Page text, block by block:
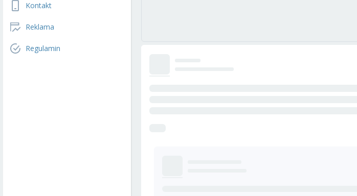
Kontakt
Reklama
Regulamin